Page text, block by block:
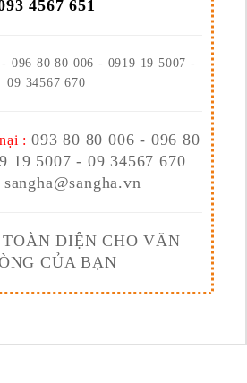
4567 651
096 80 80 006 - 0919 19 5007 -
09 34567 670
: 093 80 80 006 - 096 80
19 5007 - 09 34567 670
sangha@sangha.vn
DIỆN CHO VĂN
CỦA BẠN